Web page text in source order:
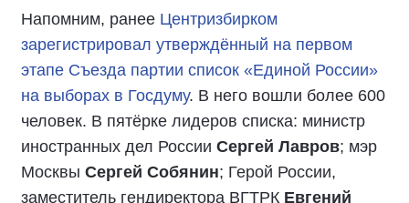
Напомним, ранее Центризбирком
зарегистрировал утверждённый на первом
этапе Съезда партии список «Единой России»
на выборах в Госдуму. В него вошли более 600
человек. В пятёрке лидеров списка: министр
иностранных дел России Сергей Лавров; мэр
Москвы Сергей Собянин; Герой России,
заместитель гендиректора ВГТРК Евгений